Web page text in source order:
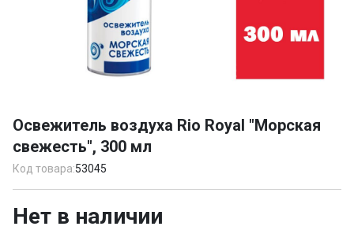
of
1
Освежитель воздуха Rio Royal "Морская
свежесть", 300 мл
Код товара:53045
Нет в наличии